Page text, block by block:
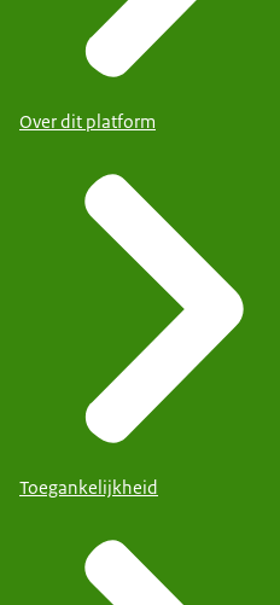
Over dit platform
Toegankelijkheid